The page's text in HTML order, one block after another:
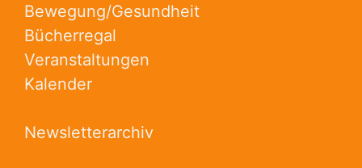
Bewegung/Gesundheit
Bücherregal
Veranstaltungen
Kalender
Newsletterarchiv